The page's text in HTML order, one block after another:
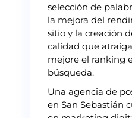
selección de
la mejora del
sitio y la creación
calidad que
mejore el ranking
búsqueda.
Una agencia de
en San Sebastián